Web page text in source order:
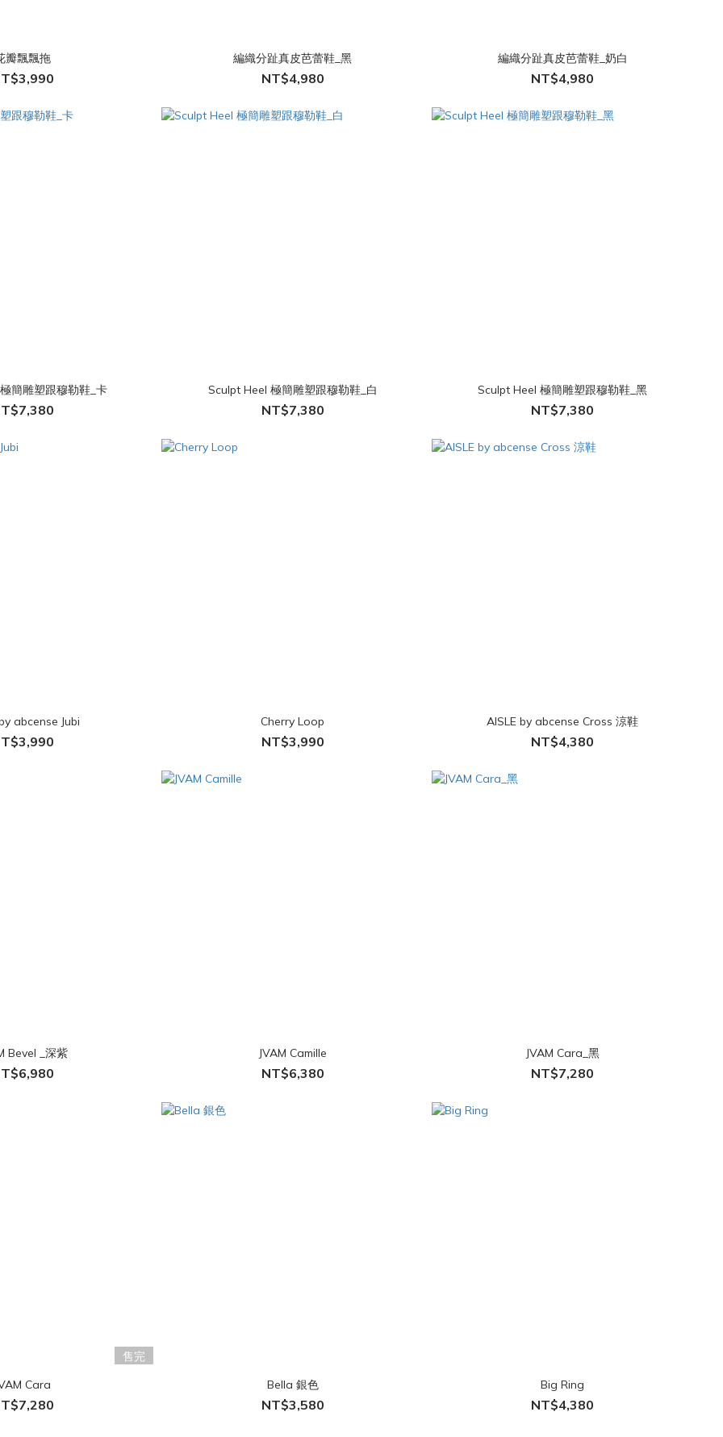
瓣飄飄拖 編織分趾真皮芭蕾鞋_黑
NT$4,980
編織分趾真皮芭蕾鞋_奶白
NT$4,980
簡雕塑跟穆勒鞋_卡 Sculpt Heel 極簡雕塑跟穆勒鞋_白
NT$7,380
Sculpt Heel 極簡雕塑跟穆勒鞋_黑
NT$7,380
abcense Jubi Cherry Loop
NT$3,990
AISLE by abcense Cross 涼鞋
NT$4,380
Bevel _深紫 JVAM Camille
NT$6,380
JVAM Cara_黑
NT$7,280
售完
Cara
Bella 銀色
NT$3,580
Big Ring
NT$4,380